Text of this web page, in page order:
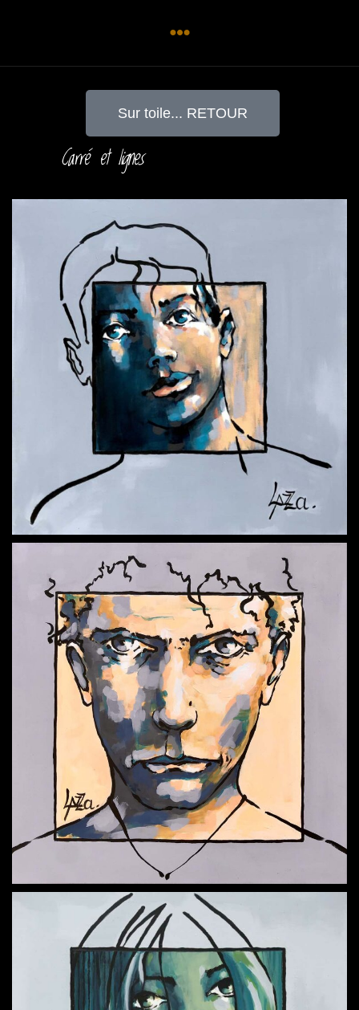
Sur toile... RETOUR
Carré et lignes